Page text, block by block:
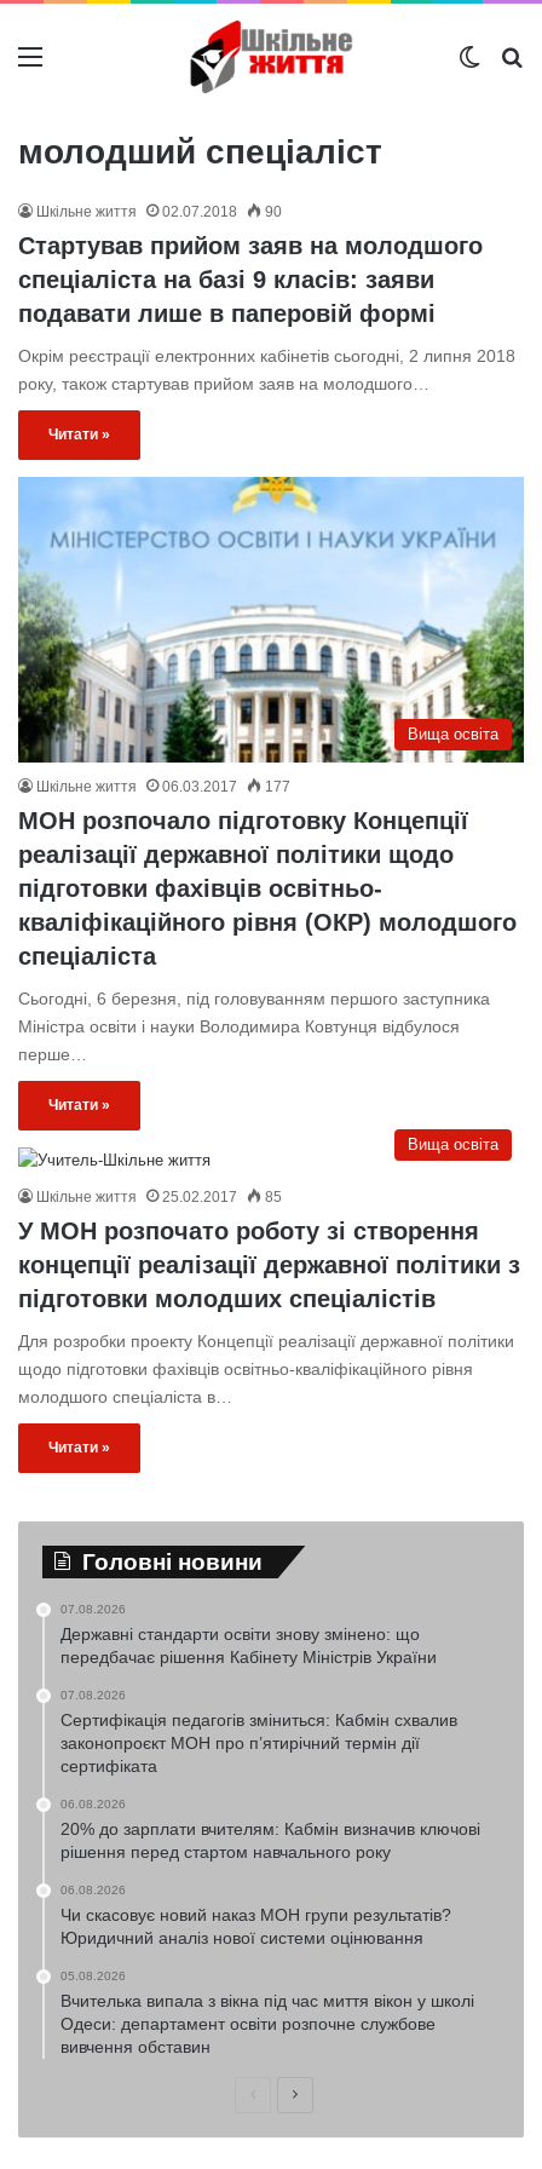
Меню
молодший спеціаліст
Шкільне життя 02.07.2018 90
Стартував прийом заяв на молодшого
спеціаліста на базі 9 класів: заяви
подавати лише в паперовій формі
Окрім реєстрації електронних кабінетів сьогодні, 2 липня 2018
року, також стартував прийом заяв на молодшого…
Читати »
Вища освіта
Шкільне життя 06.03.2017 177
МОН розпочало підготовку Концепції
реалізації державної політики щодо
підготовки фахівців освітньо-
кваліфікаційного рівня (ОКР) молодшого
спеціаліста
Сьогодні, 6 березня, під головуванням першого заступника
Міністра освіти і науки Володимира Ковтунця відбулося
перше…
Читати »
Вища освіта
Шкільне життя 25.02.2017 85
У МОН розпочато роботу зі створення
концепції реалізації державної політики з
підготовки молодших спеціалістів
Для розробки проекту Концепції реалізації державної політики
щодо підготовки фахівців освітньо-кваліфікаційного рівня
молодшого спеціаліста в…
Читати »
Головні новини
07.08.2026
Державні стандарти освіти знову змінено: що
передбачає рішення Кабінету Міністрів України
07.08.2026
Сертифікація педагогів зміниться: Кабмін схвалив
законопроєкт МОН про п’ятирічний термін дії
сертифіката
06.08.2026
20% до зарплати вчителям: Кабмін визначив ключові
рішення перед стартом навчального року
06.08.2026
Чи скасовує новий наказ МОН групи результатів?
Юридичний аналіз нової системи оцінювання
05.08.2026
Вчителька випала з вікна під час миття вікон у школі
Одеси: департамент освіти розпочне службове
вивчення обставин
ПопередняНаступна